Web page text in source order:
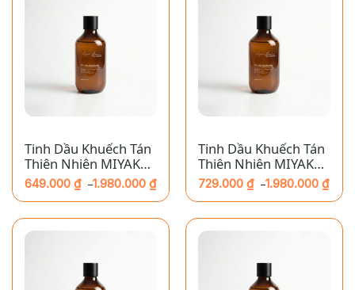
Tinh Dầu Khuếch Tán
Thiên Nhiên MIYAKO
HOME – Sả Chanh
649.000 ₫ –1.980.000 ₫
giá:
649.000 ₫
đến
1.980.000 ₫
Tinh Dầu Khuếch Tán
Thiên Nhiên MIYAKO
HOME – Sả Chanh
729.000 ₫ –1.980.000 ₫
giá:
729.000 ₫
đến
1.980.000 ₫